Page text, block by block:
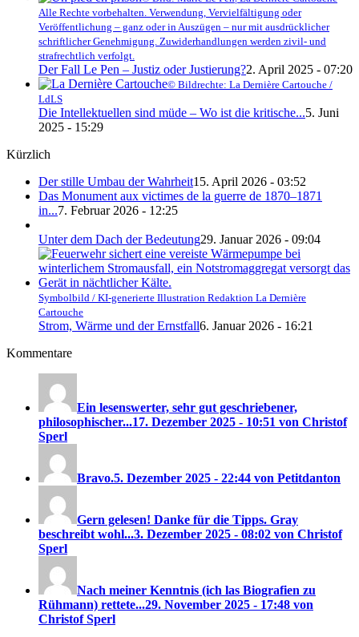
Alle Rechte vorbehalten. Verwendung, Vervielfältigung oder
Veröffentlichung – ganz oder in Auszügen – nur mit ausdrücklicher
schriftlicher Genehmigung. Zuwiderhandlungen werden zivil- und
strafrechtlich verfolgt.
Der Fall Le Pen – Justiz oder Justierung?2. April 2025 - 07:20
© Bildrechte: La Dernière Cartouche /
LdLS
Die Intellektuellen sind müde – Wo ist die kritische...5. Juni
2025 - 15:29
Kürzlich
Der stille Umbau der Wahrheit15. April 2026 - 03:52
Das Monument aux victimes de la guerre de 1870–1871
in...7. Februar 2026 - 12:25
Unter dem Dach der Bedeutung29. Januar 2026 - 09:04
Symbolbild / KI-generierte Illustration Redaktion La Dernière
Cartouche
Strom, Wärme und der Ernstfall6. Januar 2026 - 16:21
Kommentare
Ein lesenswerter, sehr gut geschriebener,
philosophischer...17. Dezember 2025 - 10:51 von Christof
Sperl
Bravo.5. Dezember 2025 - 22:44 von Petitdanton
Gern gelesen! Danke für die Tipps. Gray
beschreibt wohl...3. Dezember 2025 - 08:02 von Christof
Sperl
Nach meiner Kenntnis (ich las Biografien zu
Rühmann) rettete...29. November 2025 - 17:48 von
Christof Sperl